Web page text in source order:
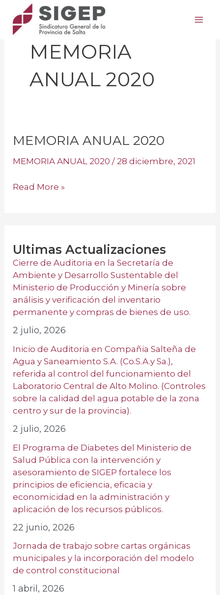
contenido
MEMORIA
ANUAL 2020
MEMORIA ANUAL 2020
MEMORIA ANUAL 2020 / 28 diciembre, 2021
MEMORIA
2020
Read More »
Ultimas Actualizaciones
Cierre de Auditoria en la Secretaría de
Ambiente y Desarrollo Sustentable del
Ministerio de Producción y Minería sobre
análisis y verificación del inventario
permanente y compras de bienes de uso.
2 julio, 2026
Inicio de Auditoria en Compañia Salteña de
Agua y Saneamiento S.A. (Co.S.A.y Sa.),
referida al control del funcionamiento del
Laboratorio Central de Alto Molino. (Controles
sobre la calidad del agua potable de la zona
centro y sur de la provincia).
2 julio, 2026
El Programa de Diabetes del Ministerio de
Salud Pública con la intervención y
asesoramiento de SIGEP fortalece los
principios de eficiencia, eficacia y
economicidad en la administración y
aplicación de los recursos públicos.
22 junio, 2026
Jornada de trabajo sobre cartas orgánicas
municipales y la incorporación del modelo
de control constitucional
1 abril, 2026